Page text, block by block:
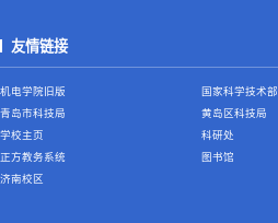
友情链接
机电学院旧版 国家科学技术部
青岛市科技局
黄岛区科技局
学校主页
科研处
正方教务系统
图书馆
济南校区